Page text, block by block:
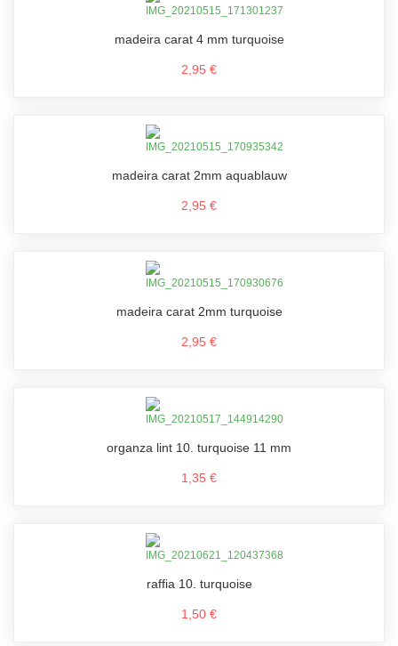
madeira carat 4 mm turquoise
2,95 €
madeira carat 2mm aquablauw
2,95 €
madeira carat 2mm turquoise
2,95 €
organza lint 10. turquoise 11 mm
1,35 €
raffia 10. turquoise
1,50 €